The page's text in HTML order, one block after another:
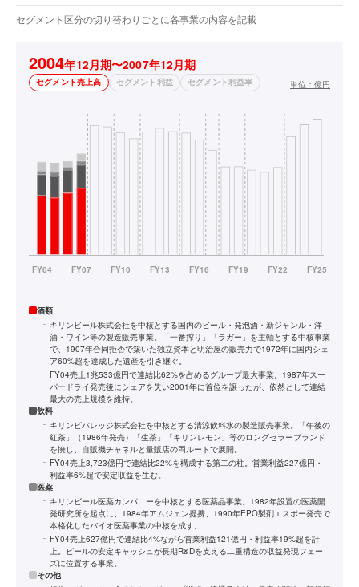
セグメント区分の切り替わりごとに各事業の内容を記載
2004年12月期〜2007年12月期
セグメント売上高 セグメント利益 セグメント利益率 単位： 億円
酒類
キリンビール株式会社を中核とする国内のビール・発泡酒・新ジャンル・洋
酒・ワイン等の製造販売事業。「一番搾り」「ラガー」を主軸とする中核事業
で、1907年合同拒否で築いた独立資本と明治屋の販売力で1972年に国内シェ
ア60%超を達成した遺産を引き継ぐ。
FY04売上1兆533億円で連結比62%を占めるグループ最大事業。1987年スー
パードライ発売後にシェアを失い2001年に首位を譲ったが、依然として連結
最大の売上規模を維持。
飲料
キリンビバレッジ株式会社を中核とする清涼飲料水の製造販売事業。「午後の
紅茶」（1986年発売）「生茶」「キリンレモン」等のロングセラーブランド
を擁し、自販機チャネルと量販店の両ルートで展開。
FY04売上3,723億円で連結比22%を構成する第二の柱。営業利益227億円・
利益率6%超で安定収益を生む。
医薬
キリンビール医薬カンパニーを中核とする医薬品事業。1982年設置の医薬開
発研究所を起点に、1984年アムジェン提携、1990年EPO製剤エスポー発売で
本格化したバイオ医薬事業の中核を成す。
FY04売上627億円で連結比4%ながら営業利益121億円・利益率19%超を計
上。ビールの安定キャッシュが長期R&Dを支える二重構造の収益発現フェー
ズに位置する事業。
その他